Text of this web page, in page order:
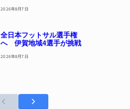
2026年8月7日
全日本フットサル選手権
へ 伊賀地域4選手が挑戦
2026年8月7日